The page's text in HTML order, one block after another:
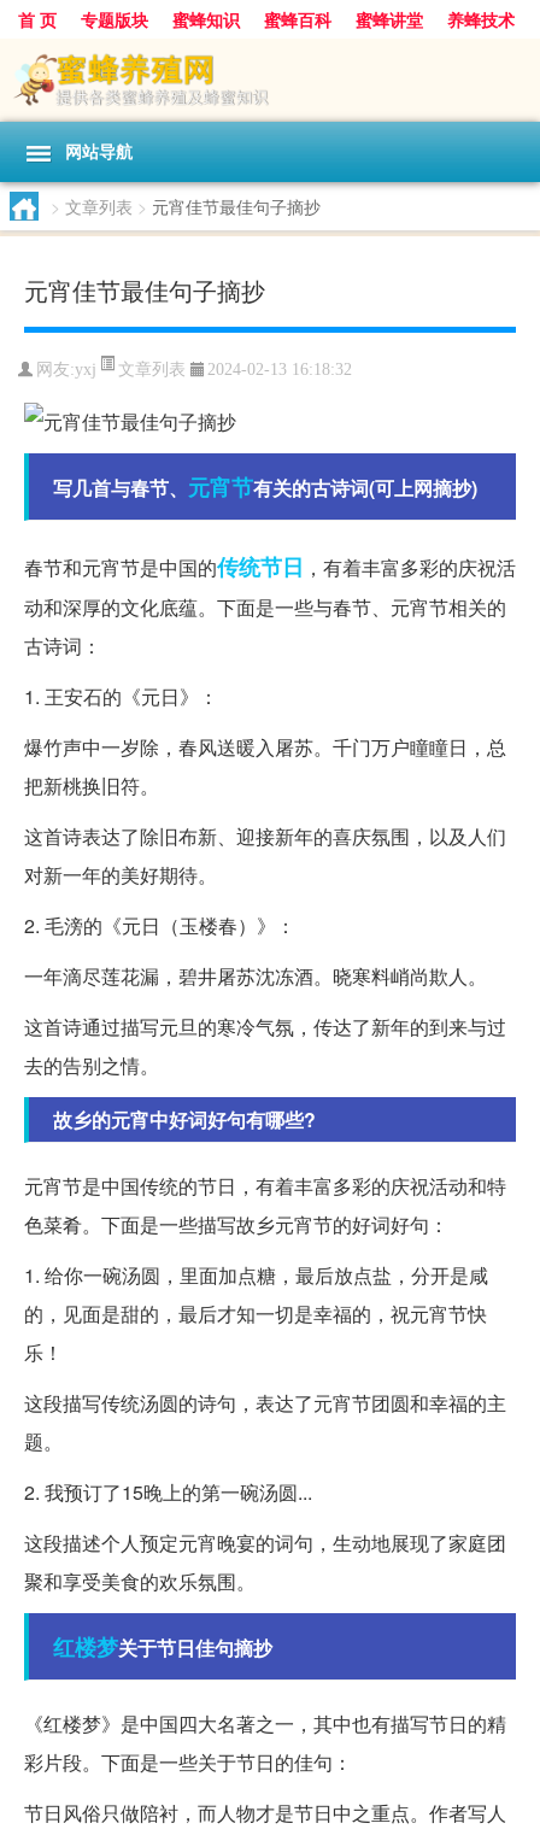
首 页 专题版块 蜜蜂知识 蜜蜂百科 蜜蜂讲堂
养蜂技术
中华蜜蜂
蜂蜜 胡蜂
网站导航
> 文章列表 > 元宵佳节最佳句子摘抄
元宵佳节最佳句子摘抄
网友:yxj 文章列表 2024-02-13 16:18:32
写几首与春节、 元宵节有关的古诗词(可上网摘抄)
春节和元宵节是中国的传统节日 ，有着丰富多彩的庆祝活
动和深厚的文化底蕴。下面是一些与春节、元宵节相关的
古诗词：
1. 王安石的《元日》：
爆竹声中一岁除，春风送暖入屠苏。千门万户瞳瞳日，总
把新桃换旧符。
这首诗表达了除旧布新、迎接新年的喜庆氛围，以及人们
对新一年的美好期待。
2. 毛滂的《元日（玉楼春）》：
一年滴尽莲花漏，碧井屠苏沈冻酒。晓寒料峭尚欺人。
这首诗通过描写元旦的寒冷气氛，传达了新年的到来与过
去的告别之情。
故乡的元宵中好词好句有哪些?
元宵节是中国传统的节日，有着丰富多彩的庆祝活动和特
色菜肴。下面是一些描写故乡元宵节的好词好句：
1. 给你一碗汤圆，里面加点糖，最后放点盐，分开是咸
的，见面是甜的，最后才知一切是幸福的，祝元宵节快
乐！
这段描写传统汤圆的诗句，表达了元宵节团圆和幸福的主
题。
2. 我预订了15晚上的第一碗汤圆...
这段描述个人预定元宵晚宴的词句，生动地展现了家庭团
聚和享受美食的欢乐氛围。
红楼梦关于节日佳句摘抄
《红楼梦》是中国四大名著之一，其中也有描写节日的精
彩片段。下面是一些关于节日的佳句：
节日风俗只做陪衬，而人物才是节日中之重点。作者写人